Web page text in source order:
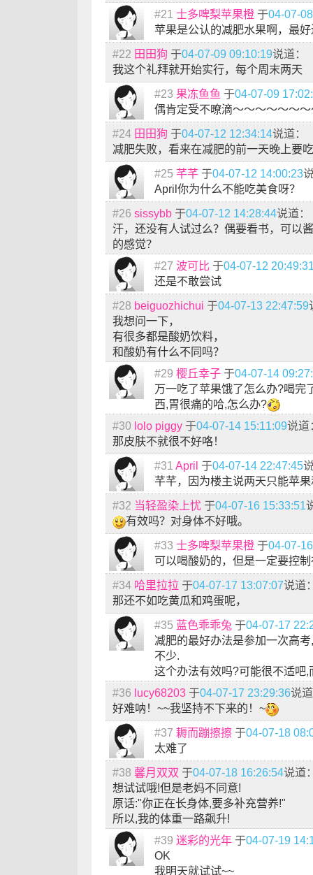
#21 士多啤梨苹果橙 于04-07-
苹果是公认的减肥水果啊，最
#22 田田狗 于04-07-09 09:10:19说道：
我这个礼拜就开始实行，每个周末两天
#23 果冻鱼鱼 于04-07-09
偶肯定受不暸滴～～～～～～～
#24 田田狗 于04-07-12 12:34:14说道：
减肥失败，看来在减肥的前一天晚上要
#25 芊芊 于04-07-12 14:00:23
April你为什么不能吃美食呀？
#26 sissybb 于04-07-12 14:28:44说道：
汗，还没有人试过么？偶要看书，可以
的感觉？
#27 波可比 于04-07-12
还是不敢尝试
#28 beiguozhichui 于04-07-13 22:47:59
我想问一下，
有很多都是酸奶饮料，
和酸奶有什么不同吗？
#29 樱丘幸子 于04-07-14
万一吃了苹果饿了怎么办?喝完
西,胃很痛的哈,怎么办?
#30 lolo piggy 于04-07-14 15:11:09说道
那皮肤不就很不好咯！
#31 April 于04-07-14 22:47:45
芊芊，因为楼主说两天只能苹
#32 当轻盈染上忧 于04-07-16 15:33:51
有效吗？对身体不好哦。
#33 士多啤梨苹果橙 于04-07-
可以喝酸奶的，但是一定要控
#34 哈里拉拉 于04-07-17 13:07:07说道
那还不如吃黄瓜和鸡蛋呢，
#35 蓝色乖乖兔 于04-07-17
减肥的最好办法是参加一次高
不少.
这个办法有效吗?可能很不适吧,
#36 lucy68203 于04-07-17 23:29:36说
好难呐！~~我坚持不下来的！~
#37 耨而蹦擦擦 于04-07-18
太难了
#38 馨月双双 于04-07-18 16:26:54说道
想试试哦!但是老妈不同意!
原话:"你正在长身体,要多补充营养!"
所以,我的体重一路飙升!
#39 迷彩的光年 于04-07-19
OK
我明天就试试~~